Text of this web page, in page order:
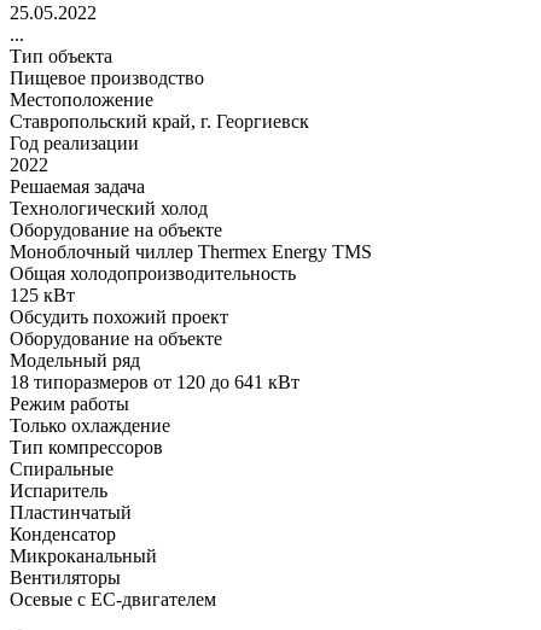
25.05.2022
...
Тип объекта
Пищевое производство
Местоположение
Ставропольский край, г. Георгиевск
Год реализации
2022
Решаемая задача
Технологический холод
Оборудование на объекте
Моноблочный чиллер Thermex Energy TMS
Общая холодопроизводительность
125 кВт
Обсудить похожий проект
Оборудование на объекте
Модельный ряд
18 типоразмеров от 120 до 641 кВт
Режим работы
Только охлаждение
Тип компрессоров
Спиральные
Испаритель
Пластинчатый
Конденсатор
Микроканальный
Вентиляторы
Осевые с EC-двигателем